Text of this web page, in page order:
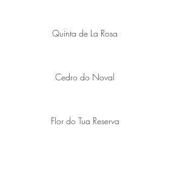
Quinta de La Rosa
Cedro do Noval
Flor do Tua Reserva